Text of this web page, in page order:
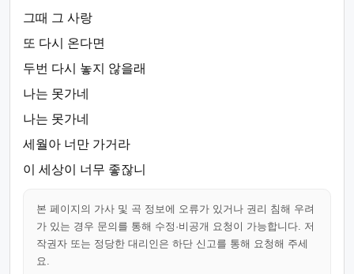
그때 그 사랑
또 다시 온다면
두번 다시 놓지 않을래
나는 못가네
나는 못가네
세월아 너만 가거라
이 세상이 너무 좋잖니
본 페이지의 가사 및 곡 정보에 오류가 있거나 권리 침해 우려
가 있는 경우 문의를 통해 수정·비공개 요청이 가능합니다. 저
작권자 또는 정당한 대리인은 하단 신고를 통해 요청해 주세
요.